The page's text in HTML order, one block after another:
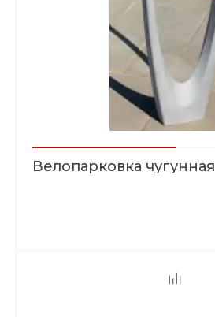
Велопарковка чугунная